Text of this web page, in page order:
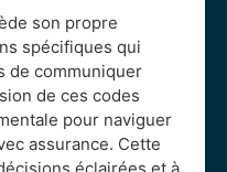
son propre
spécifiques qui
de communiquer
de ces codes
pour naviguer
assurance. Cette